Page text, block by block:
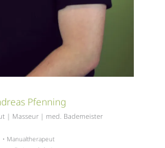
Pfenning
| Masseur | med. Bademeister
• Manualtherapeut